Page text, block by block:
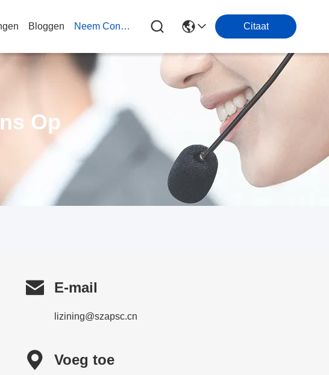
Bloggen Neem Contact Met Ons Op Citaat
Op
 E-mail
lizining@szapsc.cn
 Voeg toe